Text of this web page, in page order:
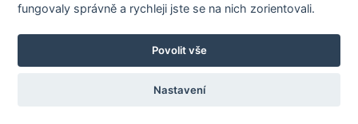
WWW.HRAVEZIJZDRAVE.CZ
fungovaly správně a rychleji jste se na nich zorientovali.
Povolit vše
Nastavení